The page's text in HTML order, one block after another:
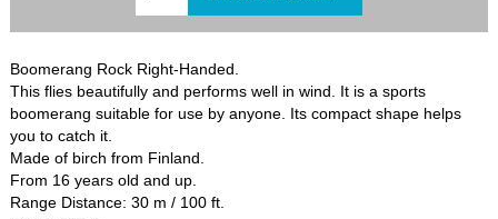
Boomerang Rock Right-Handed.
This flies beautifully and performs well in wind. It is a sports
boomerang suitable for use by anyone. Its compact shape helps
you to catch it.
Made of birch from Finland.
From 16 years old and up.
Range Distance: 30 m / 100 ft.